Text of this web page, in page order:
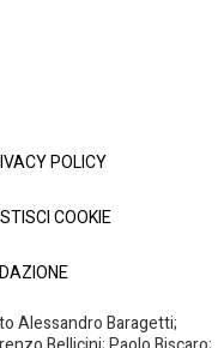
POLICY
COOKIE
Alessandro Baragetti;